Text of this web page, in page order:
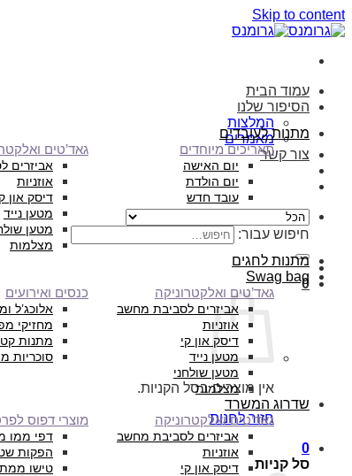
Skip to content
עמוד הבית
הסיפור שלנו
המלצות
מאמרים
צור קשר
חיפוש עבור:
0
אין מוצרים בסל הקניות.
חזור לחנות
0
סל קניות
מתנות לעובדים
תאריכים מיוחדים
יום האישה
יום הולדת
עובד חדש
גאד’טים
אביזרים
אוזניות
דיסק און
מטען נייד
מטען
מצלמות
מתנות לחגים
Swag bag
גאד’טים ואלקטרוניקה
אביזרים לסביבת מחשב
אוזניות
דיסק און קי
מטען נייד
מטען שולחני
מצלמות
כנסים ואירועים
אלוכג’ל
מחזיקי
מתנות
סוכריות
שדרוג המשרד
גאד’טים ואלקטרוניקה
אביזרים לסביבת מחשב
אוזניות
דיסק און קי
מוצרי דפוס
דפי ממו
הפקות
טישו